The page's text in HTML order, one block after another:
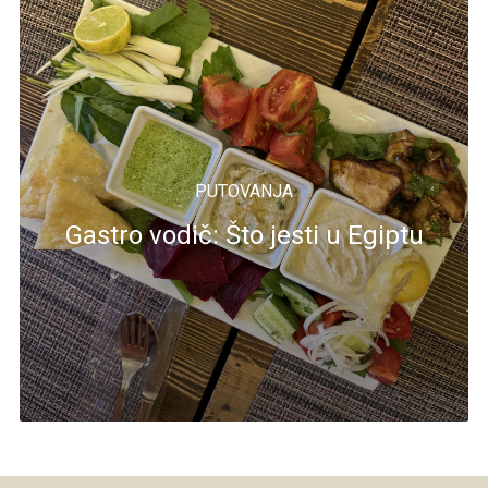
PUTOVANJA
Gastro vodič: Što jesti u Egiptu